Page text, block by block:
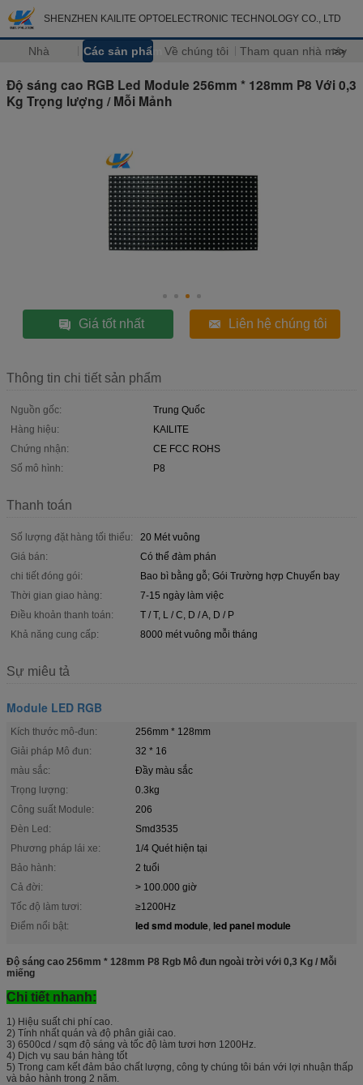
SHENZHEN KAILITE OPTOELECTRONIC TECHNOLOGY CO., LTD
Nhà Các sản phẩm Về chúng tôi Tham quan nhà máy
>>
Độ sáng cao RGB Led Module 256mm * 128mm P8 Với 0,3
Kg Trọng lượng / Mỗi Mảnh
Giá tốt nhất Liên hệ chúng tôi
Thông tin chi tiết sản phẩm
Nguồn gốc:
Trung Quốc
Hàng hiệu:
KAILITE
Chứng nhận:
CE FCC ROHS
Số mô hình:
P8
Thanh toán
Số lượng đặt hàng tối thiểu:
20 Mét vuông
Giá bán:
Có thể đàm phán
chi tiết đóng gói:
Bao bì bằng gỗ; Gói Trường hợp Chuyến bay
Thời gian giao hàng:
7-15 ngày làm việc
Điều khoản thanh toán:
T / T, L / C, D / A, D / P
Khả năng cung cấp:
8000 mét vuông mỗi tháng
Sự miêu tả
Module LED RGB
Kích thước mô-đun:
256mm * 128mm
Giải pháp Mô đun:
32 * 16
màu sắc:
Đầy màu sắc
Trọng lượng:
0.3kg
Công suất Module:
206
Đèn Led:
Smd3535
Phương pháp lái xe:
1/4 Quét hiện tại
Bảo hành:
2 tuổi
Cả đời:
> 100.000 giờ
Tốc độ làm tươi:
≥1200Hz
Điểm nổi bật:
led smd module, led panel module
Độ sáng cao 256mm * 128mm P8 Rgb Mô đun ngoài trời với 0,3 Kg / Mỗi
miếng
Chi tiết nhanh:
1) Hiệu suất chi phí cao.
2) Tính nhất quán và độ phân giải cao.
3) 6500cd / sqm độ sáng và tốc độ làm tươi hơn 1200Hz.
4) Dịch vụ sau bán hàng tốt
5) Trong cam kết đảm bảo chất lượng, công ty chúng tôi bán với lợi nhuận thấp
và bảo hành trong 2 năm.